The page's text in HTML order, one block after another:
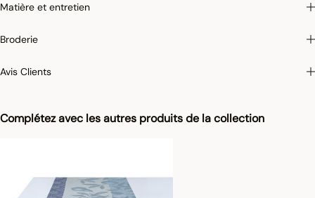
Complétez avec les autres produits de la collection
Matière et entretien
Broderie
Avis Clients